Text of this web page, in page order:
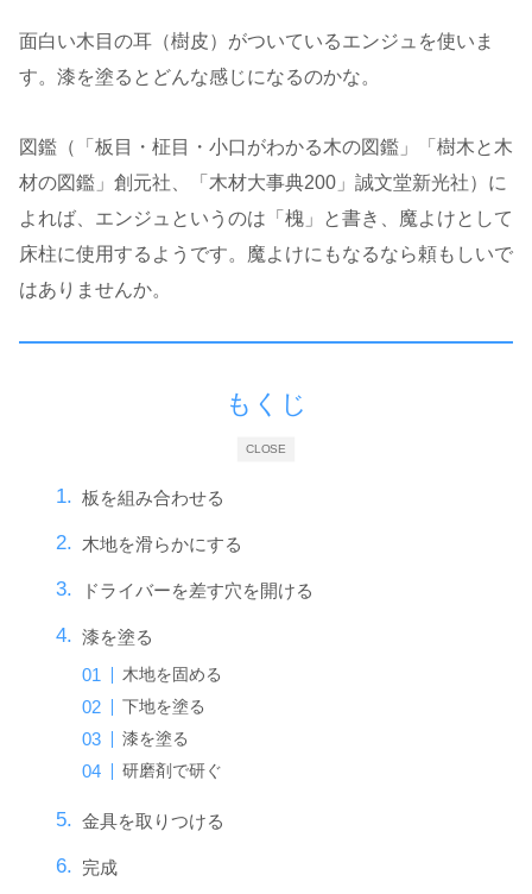
面白い木目の耳（樹皮）がついているエンジュを使いま
す。漆を塗るとどんな感じになるのかな。
図鑑（「板目・柾目・小口がわかる木の図鑑」「樹木と木
材の図鑑」創元社、「木材大事典200」誠文堂新光社）に
よれば、エンジュというのは「槐」と書き、魔よけとして
床柱に使用するようです。魔よけにもなるなら頼もしいで
はありませんか。
CLOSE
もくじ
板を組み合わせる
木地を滑らかにする
ドライバーを差す穴を開ける
漆を塗る
木地を固める
下地を塗る
漆を塗る
研磨剤で研ぐ
金具を取りつける
完成